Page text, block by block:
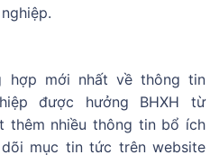
hợp mới nhất về thông tin
được hưởng BHXH từ
thêm nhiều thông tin bổ ích
mục tin tức trên website